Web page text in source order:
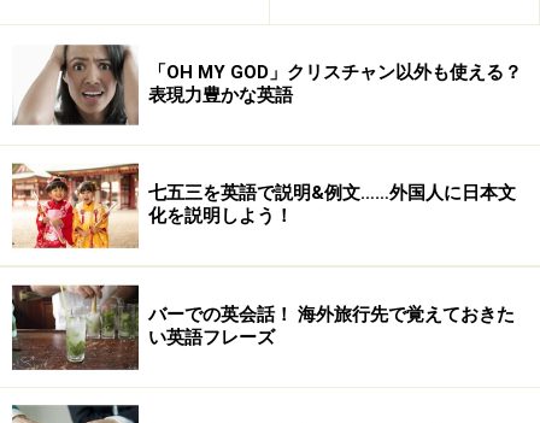
ましょう！
3. Could you say that again?
（もう一度仰って下さいますか？）
Once moreという言い方をよく耳にしますが、これはさ
ながら英語の先生が、「はい、もう一度！」と生徒さん
にスパルタレッスンを課す時のフレーズ
ば、ビジネスシーンにはふさわしくないとおわかり頂け
ると思います！
「OH MY GOD」クリスチャン以外も使える？
表現力豊かな英語
七五三を英語で説明&例文……外国人に日本文
化を説明しよう！
バーでの英会話！ 海外旅行先で覚えておきた
い英語フレーズ